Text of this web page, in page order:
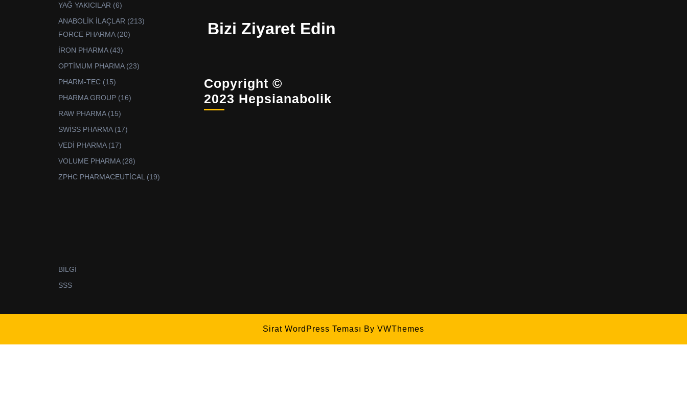
YAĞ YAKICILAR 66
ANABOLİK İLAÇLAR 213213
FORCE PHARMA 2020
İRON PHARMA 4343
OPTİMUM PHARMA 2323
PHARM-TEC 1515
PHARMA GROUP 1616
RAW PHARMA 1515
SWİSS PHARMA 1717
VEDİ PHARMA 1717
VOLUME PHARMA 2828
ZPHC PHARMACEUTİCAL 1919
BİLGİ
SSS
Bizi Ziyaret Edin
Copyright ©
2023 Hepsianabolik
Sirat WordPress Teması By VWThemes